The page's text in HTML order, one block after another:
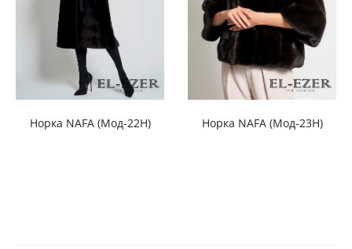
Норка NAFA (Мод-22Н) Норка NAFA (Мод-23Н)